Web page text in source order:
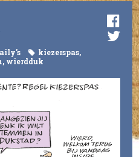
kiezerspas,
, wierdduk